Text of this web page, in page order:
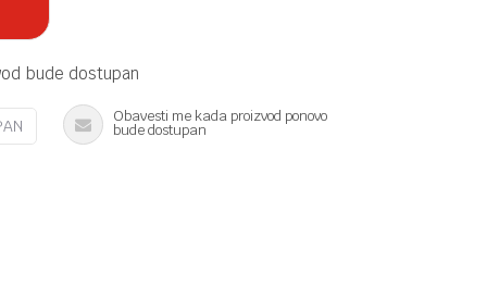
bude dostupan
Obavesti me kada proizvod ponovo
bude dostupan